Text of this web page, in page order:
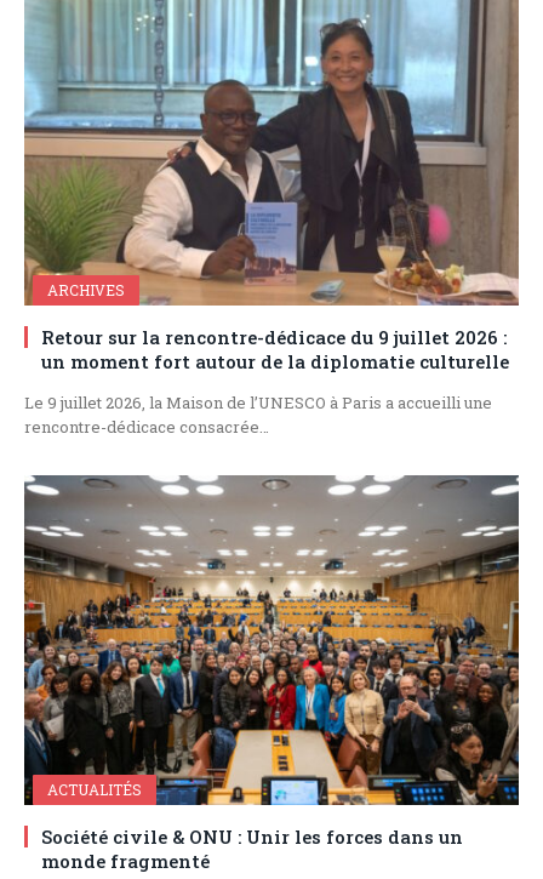
ARCHIVES
Retour sur la rencontre-dédicace du 9 juillet 2026 :
un moment fort autour de la diplomatie culturelle
Le 9 juillet 2026, la Maison de l’UNESCO à Paris a accueilli une
rencontre-dédicace consacrée…
ACTUALITÉS
Société civile & ONU : Unir les forces dans un
monde fragmenté